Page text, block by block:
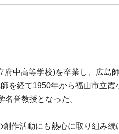
中高等学校)を卒業し、広島
を経て1950年から福山市立霞
誉教授となった。
作活動にも熱心に取り組み続